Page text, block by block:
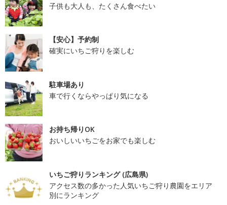
子供も大人も、たくさん食べたい
【安心】予約制
確実にいちご狩りを楽しむ
駐車場あり
車で行くならやっぱり気になる
お持ち帰りOK
おいしいいちごをお家でも楽しむ
いちご狩りランキング (広島県)
アクセス数の多かった人気いちご狩り農園をエリア
別にランキング